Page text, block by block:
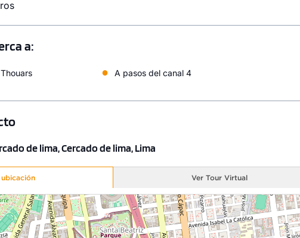
a:
● A pasos del canal 4
de lima, Cercado de lima, Lima
Ver Tour Virtual